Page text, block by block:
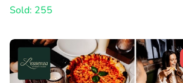
Sold: 255